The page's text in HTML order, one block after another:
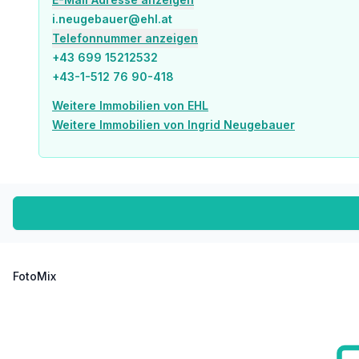
Apotheke <500m
Klinik <500m
Krankenhaus <1.000m
Kinder & Schulen
Kindergarten <500m
Universität <500m
Geldautomat <500m
i.neugebauer@ehl.at
Telefonnummer anzeigen
+43 699 15212532
+43-1-512 76 90-418
Weitere Immobilien von EHL
Weitere Immobilien von Ingrid Neugebauer
FotoMix